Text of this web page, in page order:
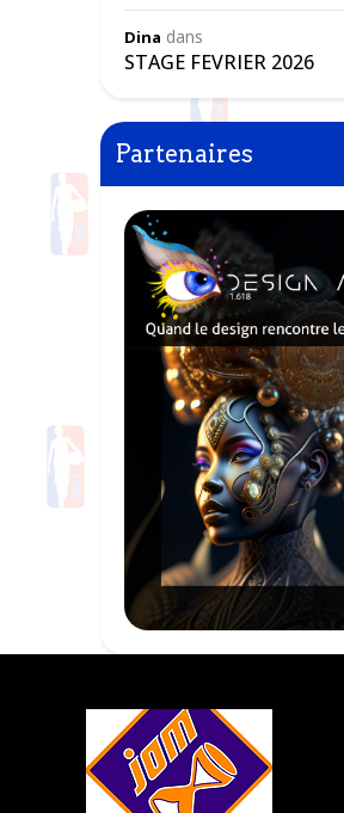
Dina dans
STAGE FEVRIER 2026
Partenaires